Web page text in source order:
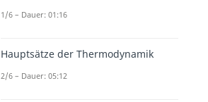
1/6 – Dauer: 01:16
Hauptsätze der Thermodynamik
2/6 – Dauer: 05:12